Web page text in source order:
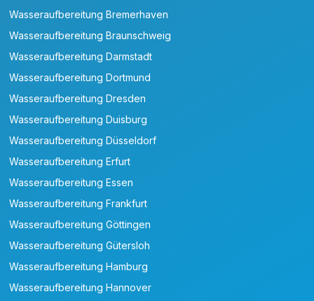
Wasseraufbereitung Bremerhaven
Wasseraufbereitung Braunschweig
Wasseraufbereitung Darmstadt
Wasseraufbereitung Dortmund
Wasseraufbereitung Dresden
Wasseraufbereitung Duisburg
Wasseraufbereitung Düsseldorf
Wasseraufbereitung Erfurt
Wasseraufbereitung Essen
Wasseraufbereitung Frankfurt
Wasseraufbereitung Göttingen
Wasseraufbereitung Gütersloh
Wasseraufbereitung Hamburg
Wasseraufbereitung Hannover